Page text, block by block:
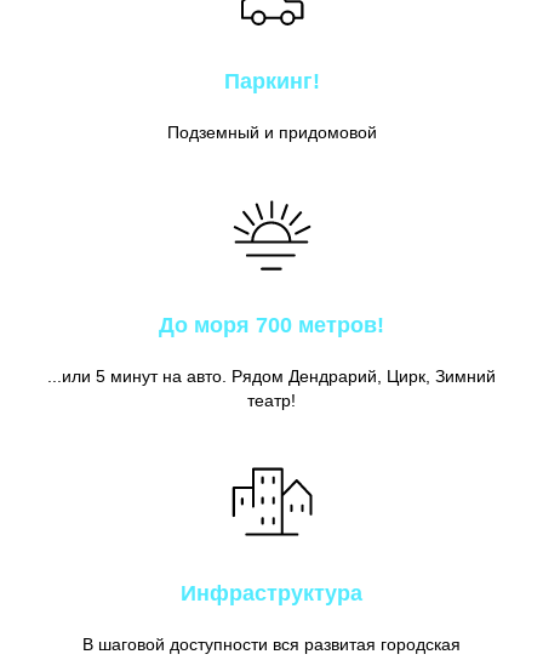
Паркинг!
Подземный и придомовой
До моря 700 метров!
...или 5 минут на авто. Рядом Дендрарий, Цирк, Зимний
театр!
Инфраструктура
В шаговой доступности вся развитая городская